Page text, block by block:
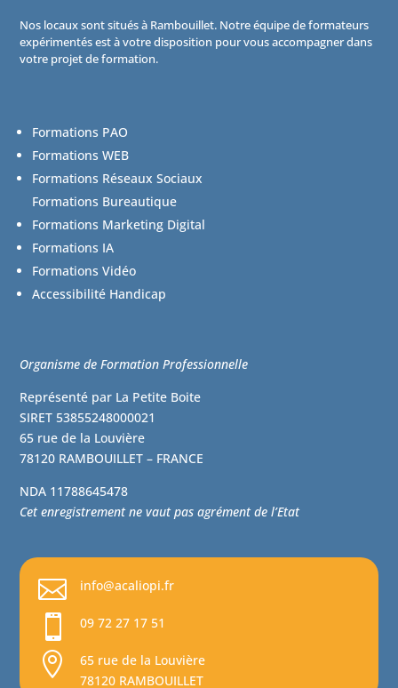
Nos locaux sont situés à Rambouillet. Notre équipe de formateurs
expérimentés est à votre disposition pour vous accompagner dans
votre projet de formation.
Formations PAO
Formations WEB
Formations Réseaux Sociaux
Formations Bureautique
Formations Marketing Digital
Formations IA
Formations Vidéo
Accessibilité Handicap
Organisme de Formation Professionnelle
Représenté par La Petite Boite
SIRET 53855248000021
65 rue de la Louvière
78120 RAMBOUILLET – FRANCE
NDA 11788645478
Cet enregistrement ne vaut pas agrément de l’Etat
 info@acaliopi.fr
 09 72 27 17 51

65 rue de la Louvière
78120 RAMBOUILLET